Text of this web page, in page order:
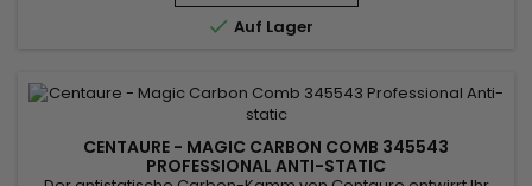
 Auf Lager
CENTAURE - MAGIC CARBON COMB 345543
PROFESSIONAL ANTI-STATIC